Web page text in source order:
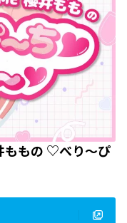
ももの ♡べり～ぴ